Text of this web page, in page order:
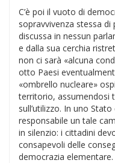
C’è poi il vuoto di
sopravvivenza stessa
discussa in nessun
e dalla sua cerchia
non ci sarà «alcuna
otto Paesi
«ombrello nucleare»
territorio, assumendosi
sull’utilizzo. In uno
responsabile un tale
in silenzio: i cittadini
consapevoli delle
democrazia elementare.